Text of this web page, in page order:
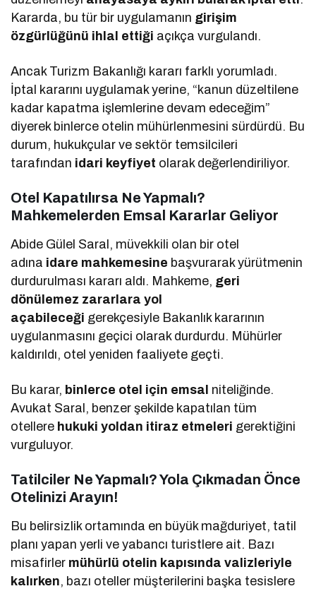
Kararda, bu tür bir uygulamanın girişim
özgürlüğünü ihlal ettiği açıkça vurgulandı.
Ancak Turizm Bakanlığı kararı farklı yorumladı.
İptal kararını uygulamak yerine, “kanun düzeltilene
kadar kapatma işlemlerine devam edeceğim”
diyerek binlerce otelin mühürlenmesini sürdürdü. Bu
durum, hukukçular ve sektör temsilcileri
tarafından idari keyfiyet olarak değerlendiriliyor.
Otel Kapatılırsa Ne Yapmalı?
Mahkemelerden Emsal Kararlar Geliyor
Abide Gülel Saral, müvekkili olan bir otel
adına idare mahkemesine başvurarak yürütmenin
durdurulması kararı aldı. Mahkeme, geri
dönülemez zararlara yol
açabileceği gerekçesiyle Bakanlık kararının
uygulanmasını geçici olarak durdurdu. Mühürler
kaldırıldı, otel yeniden faaliyete geçti.
Bu karar, binlerce otel için emsal niteliğinde.
Avukat Saral, benzer şekilde kapatılan tüm
otellere hukuki yoldan itiraz etmeleri gerektiğini
vurguluyor.
Tatilciler Ne Yapmalı? Yola Çıkmadan Önce
Otelinizi Arayın!
Bu belirsizlik ortamında en büyük mağduriyet, tatil
planı yapan yerli ve yabancı turistlere ait. Bazı
misafirler mühürlü otelin kapısında valizleriyle
kalırken, bazı oteller müşterilerini başka tesislere